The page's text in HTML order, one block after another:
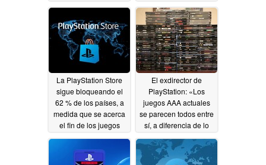
PS5.07/18/2026
La PlayStation Store
sigue bloqueando el
62 % de los países, a
medida que se acerca
el fin de los juegos
07/15/2026
El exdirector de
PlayStation: «Los
juegos AAA actuales
se parecen todos entre
sí, a diferencia de lo
época de la PS1 y la
PS2»07/15/2026